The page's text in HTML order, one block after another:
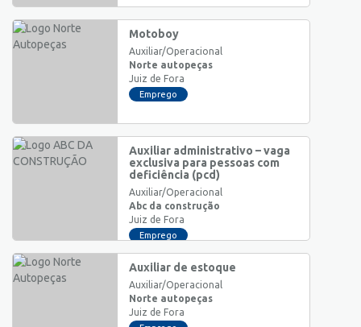
Motoboy
Auxiliar/Operacional
Norte autopeças
Juiz de Fora
Emprego
Auxiliar administrativo – vaga
exclusiva para pessoas com
deficiência (pcd)
Auxiliar/Operacional
Abc da construção
Juiz de Fora
Emprego
Auxiliar de estoque
Auxiliar/Operacional
Norte autopeças
Juiz de Fora